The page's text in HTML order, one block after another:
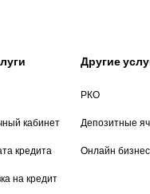
кабинет
кредита
на кредит
Другие
РКО
Депозитные
Онлайн